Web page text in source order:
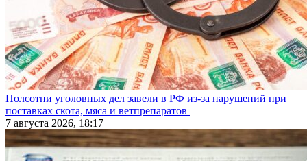
Полсотни уголовных дел завели в РФ из-за нарушений при
поставках скота, мяса и ветпрепаратов
7 августа 2026, 18:17